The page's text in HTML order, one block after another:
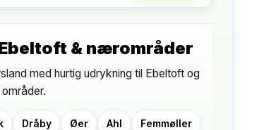
& nærområder
med hurtig udrykning til Ebeltoft og
Dråby Øer Ahl Femmøller